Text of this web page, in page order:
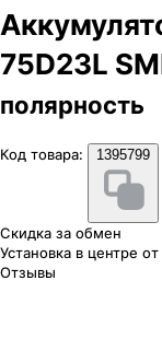
75D23L
полярность
Код товара: 1395799
Скидка за обмен
Установка в центре
Отзывы